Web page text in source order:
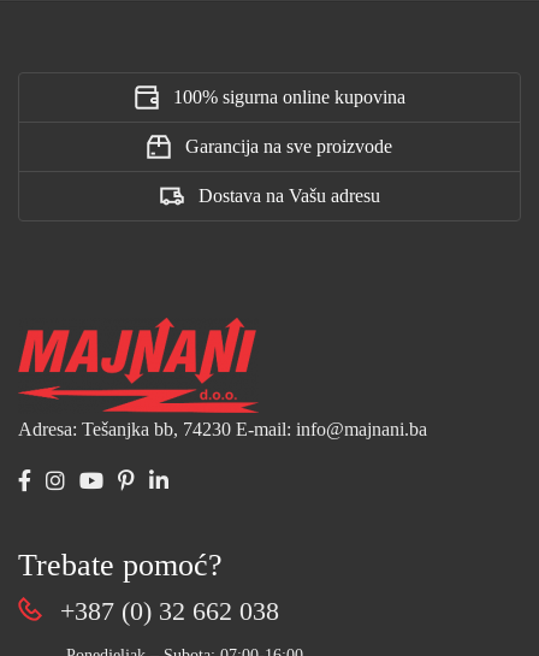
100% sigurna online kupovina
Garancija na sve proizvode
Dostava na Vašu adresu
Adresa: Tešanjka bb, 74230 E-mail: info@majnani.ba
Trebate pomoć?
+387 (0) 32 662 038